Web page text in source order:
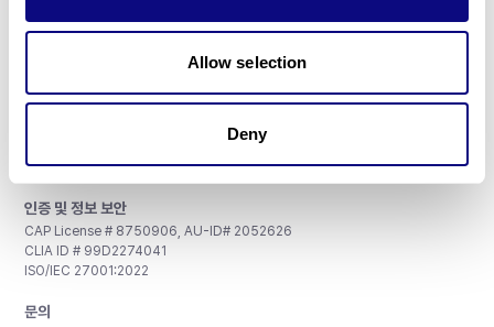
Allow selection
Deny
주식회사 쓰리빌리언
대표이사: 금창원
인증 및 정보 보안
CAP License # 8750906, AU-ID# 2052626
CLIA ID # 99D2274041
ISO/IEC 27001:2022
문의